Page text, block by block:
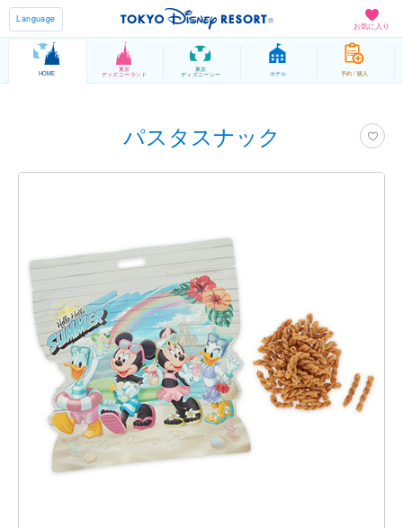
お気に入り
Language
HOME
東京
ディズニーランド
東京
ディズニーシー ホテル 予約 / 購入
パスタスナック